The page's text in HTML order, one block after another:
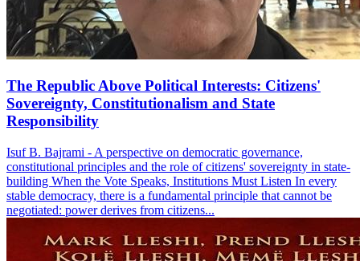
The Republic Above Political Interests: Citizens'
Sovereignty, Constitutionalism and State
Responsibility
Isuf B. Bajrami - A perspective on democratic governance,
constitutional principles and the role of citizens' sovereignty in state-
building When the Vote Speaks, Institutions Must Listen In every
stable democracy, there is a fundamental principle that cannot be
negotiated: power derives from citizens...